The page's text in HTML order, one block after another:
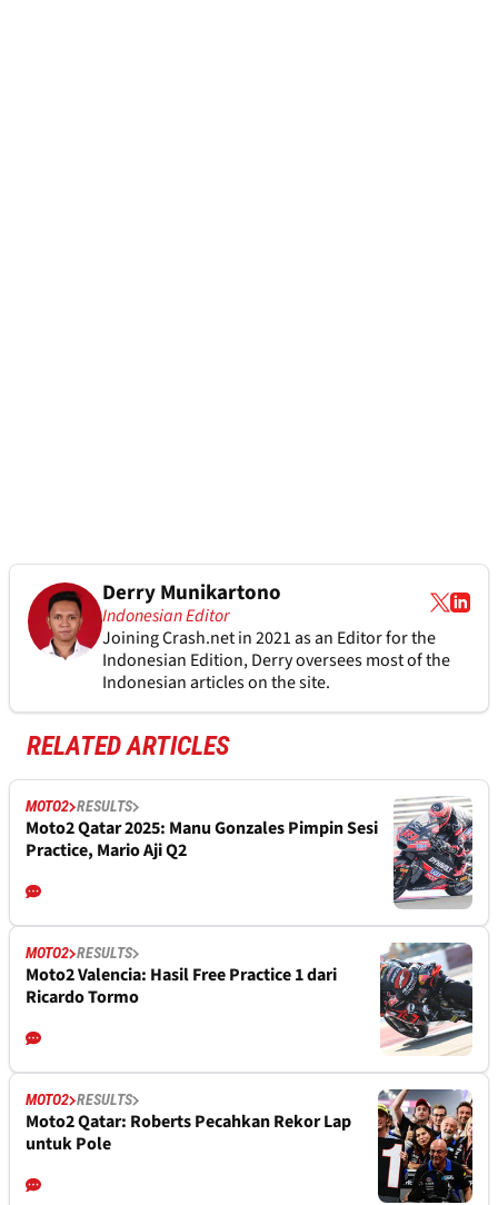
Derry Munikartono
Indonesian Editor
Joining Crash.net in 2021 as an Editor for the
Indonesian Edition, Derry oversees most of the
Indonesian articles on the site.
RELATED ARTICLES
MOTO2 RESULTS
Moto2 Qatar 2025: Manu Gonzales Pimpin Sesi
Practice, Mario Aji Q2
MOTO2 RESULTS
Moto2 Valencia: Hasil Free Practice 1 dari
Ricardo Tormo
MOTO2 RESULTS
Moto2 Qatar: Roberts Pecahkan Rekor Lap
untuk Pole